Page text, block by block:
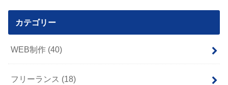
カテゴリー
WEB制作 (40)
フリーランス (18)